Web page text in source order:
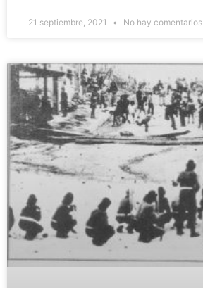
21 septiembre, 2021 No hay comentarios